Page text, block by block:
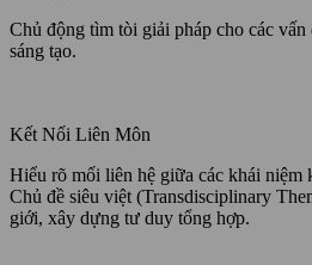
Chủ động tìm tòi giải pháp cho các
sáng tạo.
Kết Nối Liên Môn
Hiểu rõ mối liên hệ giữa các khái niệm
Chủ đề siêu việt (Transdisciplinary
giới, xây dựng tư duy tổng hợp.